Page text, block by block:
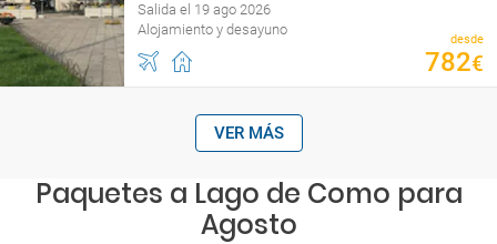
Salida el 19 ago 2026
Alojamiento y desayuno
desde
782€
VER MÁS
Paquetes a Lago de Como para
Agosto